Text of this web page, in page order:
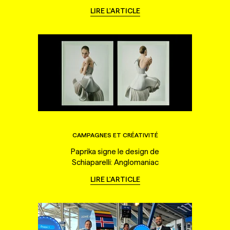
LIRE L'ARTICLE
CAMPAGNES ET CRÉATIVITÉ
Paprika signe le design de
Schiaparelli: Anglomaniac
LIRE L'ARTICLE